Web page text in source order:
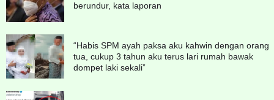
berundur, kata laporan
“Habis SPM ayah paksa aku kahwin dengan orang
tua, cukup 3 tahun aku terus lari rumah bawak
dompet laki sekali”